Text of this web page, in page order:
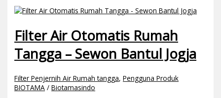
Filter Air Otomatis Rumah
Tangga – Sewon Bantul Jogja
Filter Penjernih Air Rumah tangga,Pengguna Produk
BIOTAMA /Biotamasindo